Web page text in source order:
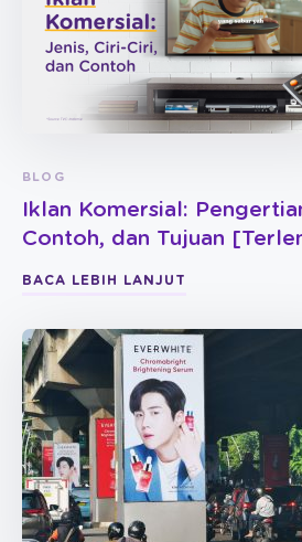
BLOG
Iklan Komersial:
Contoh, dan Tujuan
BACA LEBIH LANJUT